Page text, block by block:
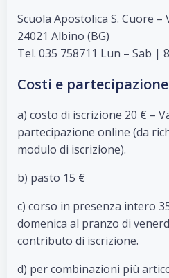
Scuola Apostolica S. Cuore –
24021 Albino (BG)
Tel. 035 758711 Lun – Sab |
Costi e partecipazione
a) costo di iscrizione 20 € –
partecipazione online (da
modulo di iscrizione).
b) pasto 15 €
c) corso in presenza intero
domenica al pranzo di
contributo di iscrizione.
d) per combinazioni più